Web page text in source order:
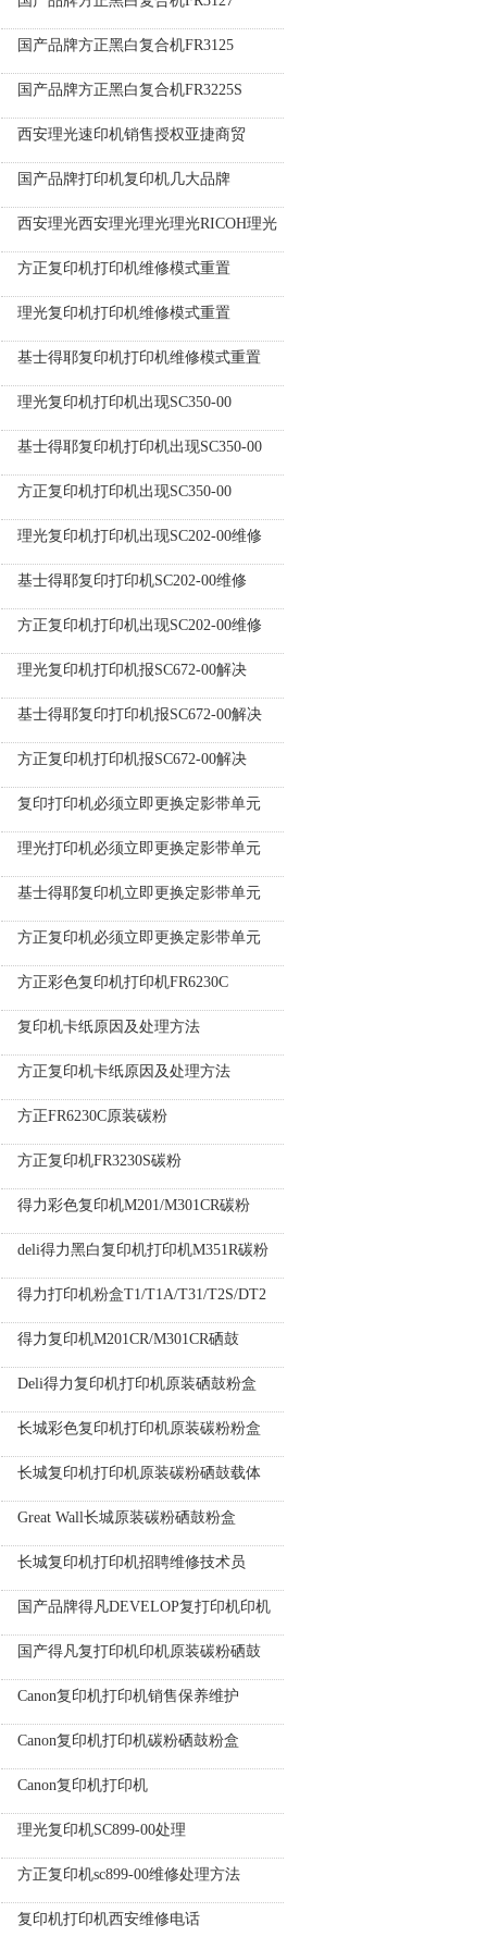
国产品牌方正黑白复合机FR3125
国产品牌方正黑白复合机FR3225S
西安理光速印机销售授权亚捷商贸
国产品牌打印机复印机几大品牌
西安理光西安理光理光理光RICOH理光
方正复印机打印机维修模式重置
理光复印机打印机维修模式重置
基士得耶复印机打印机维修模式重置
理光复印机打印机出现SC350-00
基士得耶复印机打印机出现SC350-00
方正复印机打印机出现SC350-00
理光复印机打印机出现SC202-00维修
基士得耶复印打印机SC202-00维修
方正复印机打印机出现SC202-00维修
理光复印机打印机报SC672-00解决
基士得耶复印打印机报SC672-00解决
方正复印机打印机报SC672-00解决
复印打印机必须立即更换定影带单元
理光打印机必须立即更换定影带单元
基士得耶复印机立即更换定影带单元
方正复印机必须立即更换定影带单元
方正彩色复印机打印机FR6230C
复印机卡纸原因及处理方法
方正复印机卡纸原因及处理方法
方正FR6230C原装碳粉
方正复印机FR3230S碳粉
得力彩色复印机M201/M301CR碳粉
deli得力黑白复印机打印机M351R碳粉
得力打印机粉盒T1/T1A/T31/T2S/DT2
得力复印机M201CR/M301CR硒鼓
Deli得力复印机打印机原装硒鼓粉盒
长城彩色复印机打印机原装碳粉粉盒
长城复印机打印机原装碳粉硒鼓载体
Great Wall长城原装碳粉硒鼓粉盒
长城复印机打印机招聘维修技术员
国产品牌得凡DEVELOP复打印机印机
国产得凡复打印机印机原装碳粉硒鼓
​Canon复印机打印机销售保养维护
Canon复印机打印机碳粉硒鼓粉盒
Canon复印机打印机
理光复印机SC899-00处理
方正复印机sc899-00维修处理方法
复印机打印机西安维修电话